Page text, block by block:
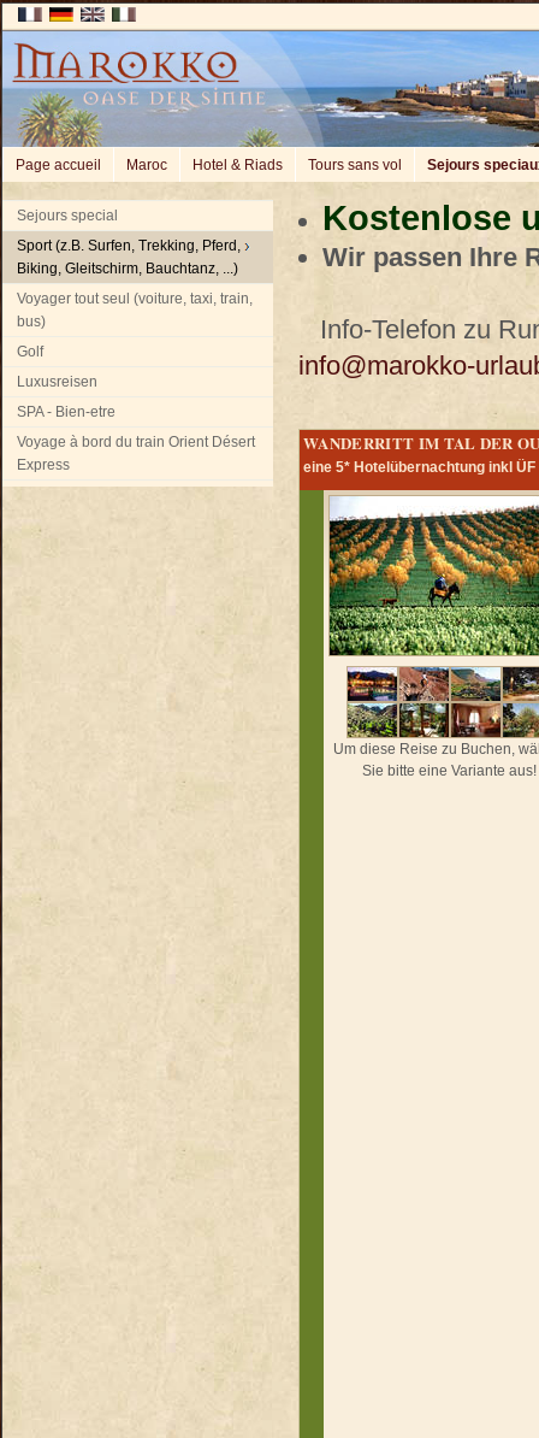
Page accueil Maroc Hotel & Riads Tours sans vol Sejours
Sejours special
Sport (z.B. Surfen, Trekking, Pferd,
Biking, Gleitschirm, Bauchtanz, ...)
Voyager tout seul (voiture, taxi, train,
bus)
Golf
Luxusreisen
SPA - Bien-etre
Voyage à bord du train Orient Désert
Express
Kostenlose
Wir passen Ihre
Info-Telefon zu
info@marokko-
WANDERRITT IM TAL DER
eine 5* Hotelübernachtung inkl
Um diese Reise zu Buchen,
Sie bitte eine Variante aus!